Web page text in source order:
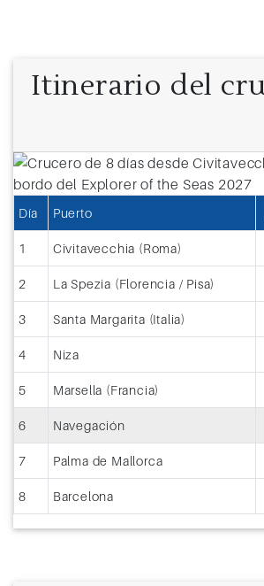
Itinerario del
Día Puerto
1 Civitavecchia (Roma)
2 La Spezia (Florencia / Pisa)
3 Santa Margarita (Italia)
4 Niza
5 Marsella (Francia)
6 Navegación
7 Palma de Mallorca
8 Barcelona